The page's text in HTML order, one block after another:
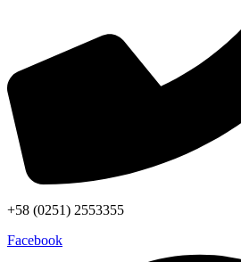
+58 (0251) 2553355
Facebook